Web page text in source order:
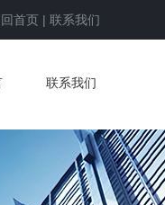
首页 | 联系我们
联系我们